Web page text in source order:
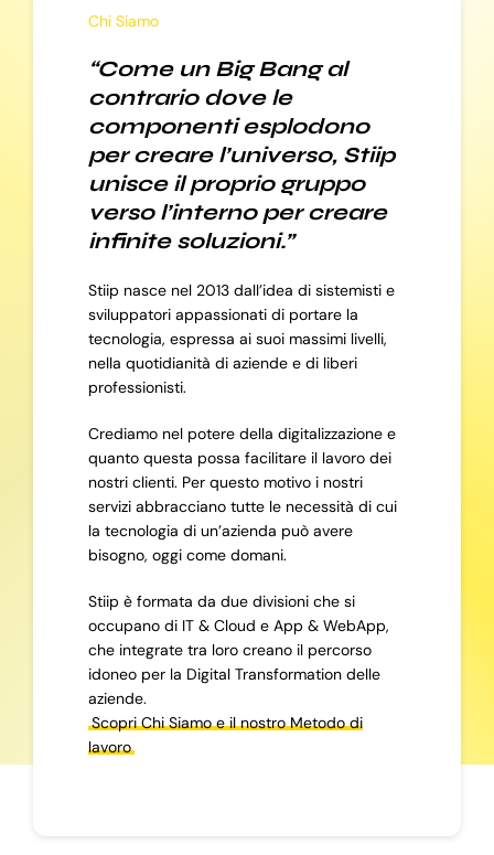
Chi Siamo
“Come un Big Bang al
contrario dove le
componenti esplodono
per creare l’universo, Stiip
unisce il proprio gruppo
verso l’interno per creare
infinite soluzioni.”
Stiip nasce nel 2013 dall’idea di sistemisti e
sviluppatori appassionati di portare la
tecnologia, espressa ai suoi massimi livelli,
nella quotidianità di aziende e di liberi
professionisti.
Crediamo nel potere della digitalizzazione e
quanto questa possa facilitare il lavoro dei
nostri clienti. Per questo motivo i nostri
servizi abbracciano tutte le necessità di cui
la tecnologia di un’azienda può avere
bisogno, oggi come domani.
Stiip è formata da due divisioni che si
occupano di IT & Cloud e App & WebApp,
che integrate tra loro creano il percorso
idoneo per la Digital Transformation delle
aziende.
Scopri Chi Siamo e il nostro Metodo di
lavoro